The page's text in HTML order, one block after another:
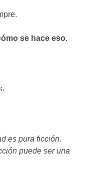
se hace eso.
es pura ficción.
puede ser una